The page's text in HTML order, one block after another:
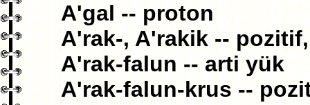
A'gal -- proton
A'rak-, A'rakik -- pozitif,
A'rak-falun -- arti yük
A'rak-falun-krus --